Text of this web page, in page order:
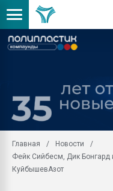
Главная
Новости
Фейк Сийбесм, Дик Бонгард
КуйбышевАзот